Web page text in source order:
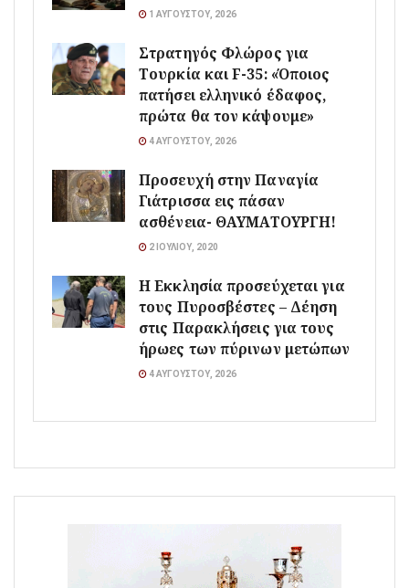
1 ΑΥΓΟΎΣΤΟΥ, 2026
Στρατηγός Φλώρος για
Τουρκία και F-35: «Όποιος
πατήσει ελληνικό έδαφος,
πρώτα θα τον κάψουμε»
4 ΑΥΓΟΎΣΤΟΥ, 2026
Προσευχή στην Παναγία
Γιάτρισσα εις πάσαν
ασθένεια- ΘΑΥΜΑΤΟΥΡΓΗ!
2 ΙΟΥΛΊΟΥ, 2020
Η Εκκλησία προσεύχεται για
τους Πυροσβέστες – Δέηση
στις Παρακλήσεις για τους
ήρωες των πύρινων μετώπων
4 ΑΥΓΟΎΣΤΟΥ, 2026